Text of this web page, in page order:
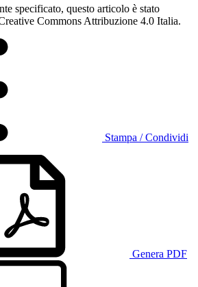
specificato, questo articolo è stato
Commons Attribuzione 4.0 Italia.
Stampa / Condividi
Genera PDF